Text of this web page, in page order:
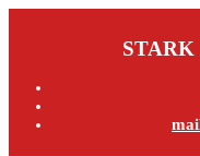
STARK